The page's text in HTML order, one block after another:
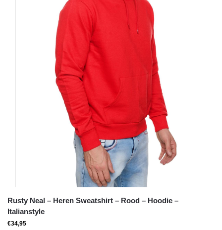
Rusty Neal – Heren Sweatshirt – Rood – Hoodie –
Italianstyle
€34,95